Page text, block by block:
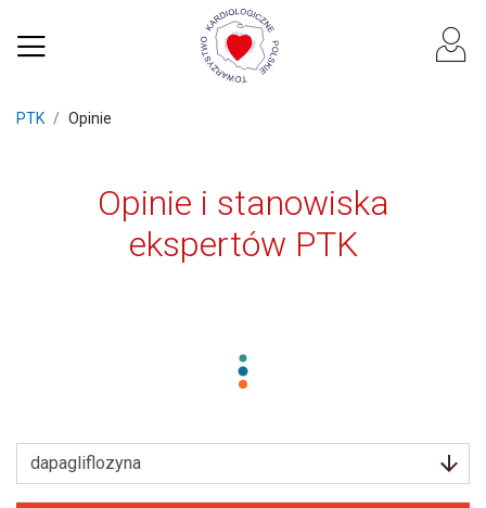
PTK Opinie
Opinie i stanowiska
ekspertów PTK